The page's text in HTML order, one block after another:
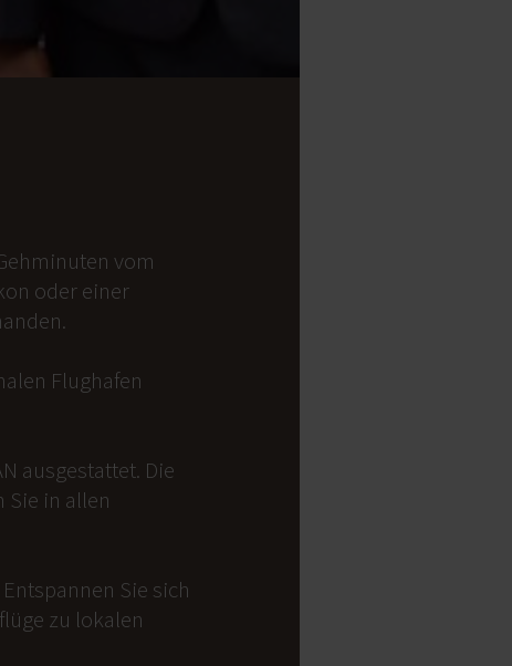
vom
oder einer
Flughafen
ausgestattet. Die
Sie in allen
Sie sich
zu lokalen